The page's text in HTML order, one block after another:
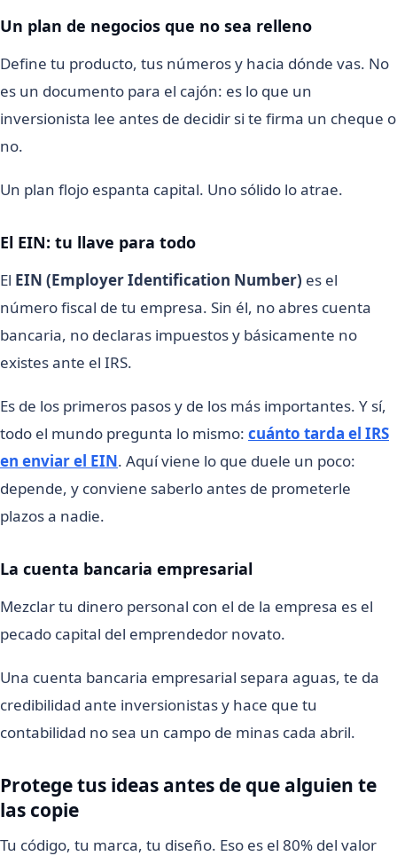
Un plan de negocios que no sea relleno
Define tu producto, tus números y hacia dónde vas. No
es un documento para el cajón: es lo que un
inversionista lee antes de decidir si te firma un cheque o
no.
Un plan flojo espanta capital. Uno sólido lo atrae.
El EIN: tu llave para todo
El EIN (Employer Identification Number) es el
número fiscal de tu empresa. Sin él, no abres cuenta
bancaria, no declaras impuestos y básicamente no
existes ante el IRS.
Es de los primeros pasos y de los más importantes. Y sí,
todo el mundo pregunta lo mismo: cuánto tarda el IRS
en enviar el EIN. Aquí viene lo que duele un poco:
depende, y conviene saberlo antes de prometerle
plazos a nadie.
La cuenta bancaria empresarial
Mezclar tu dinero personal con el de la empresa es el
pecado capital del emprendedor novato.
Una cuenta bancaria empresarial separa aguas, te da
credibilidad ante inversionistas y hace que tu
contabilidad no sea un campo de minas cada abril.
Protege tus ideas antes de que alguien te
las copie
Tu código, tu marca, tu diseño. Eso es el 80% del valor